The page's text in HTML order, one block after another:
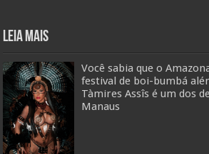
Leia mais
Você sabia que o
festival de boi-bumbá
Tàmires Assîs é um dos
Manaus